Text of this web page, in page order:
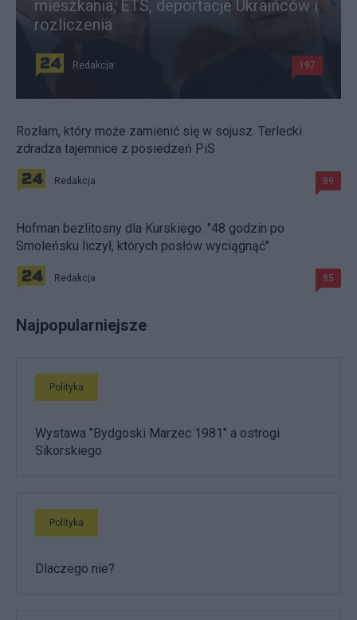
mieszkania, ETS, deportacje Ukraińców i
rozliczenia
Redakcja 197
Rozłam, który może zamienić się w sojusz. Terlecki
zdradza tajemnice z posiedzeń PiS
Redakcja 89
Hofman bezlitosny dla Kurskiego. "48 godzin po
Smoleńsku liczył, których posłów wyciągnąć"
Redakcja 85
Najpopularniejsze
Polityka
Wystawa "Bydgoski Marzec 1981" a ostrogi
Sikorskiego
Polityka
Dlaczego nie?